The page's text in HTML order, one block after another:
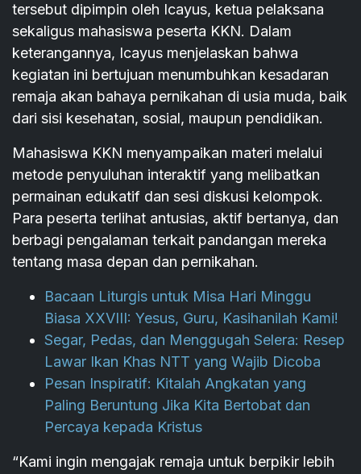
tersebut dipimpin oleh Icayus, ketua pelaksana
sekaligus mahasiswa peserta KKN. Dalam
keterangannya, Icayus menjelaskan bahwa
kegiatan ini bertujuan menumbuhkan kesadaran
remaja akan bahaya pernikahan di usia muda, baik
dari sisi kesehatan, sosial, maupun pendidikan.
Mahasiswa KKN menyampaikan materi melalui
metode penyuluhan interaktif yang melibatkan
permainan edukatif dan sesi diskusi kelompok.
Para peserta terlihat antusias, aktif bertanya, dan
berbagi pengalaman terkait pandangan mereka
tentang masa depan dan pernikahan.
Bacaan Liturgis untuk Misa Hari Minggu
Biasa XXVIII: Yesus, Guru, Kasihanilah Kami!
Segar, Pedas, dan Menggugah Selera: Resep
Lawar Ikan Khas NTT yang Wajib Dicoba
Pesan Inspiratif: Kitalah Angkatan yang
Paling Beruntung Jika Kita Bertobat dan
Percaya kepada Kristus
“Kami ingin mengajak remaja untuk berpikir lebih